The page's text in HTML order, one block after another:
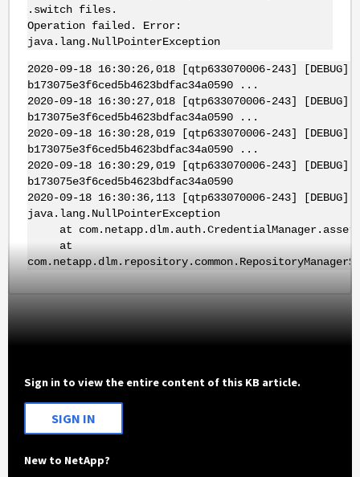
.switch files.
Operation failed. Error:
java.lang.NullPointerException
2020-09-18 16:30:26,018 [qtp633070006-243]
b173075e3f6ced5b4623bdfac34a0590 ...
2020-09-18 16:30:27,018 [qtp633070006-243]
b173075e3f6ced5b4623bdfac34a0590 ...
2020-09-18 16:30:28,019 [qtp633070006-243]
b173075e3f6ced5b4623bdfac34a0590 ...
2020-09-18 16:30:29,019 [qtp633070006-243]
b173075e3f6ced5b4623bdfac34a0590
2020-09-18 16:30:36,113 [qtp633070006-243]
java.lang.NullPointerException
at
at
Sign in to view the entire content of this KB article.
SIGN IN
New to NetApp?